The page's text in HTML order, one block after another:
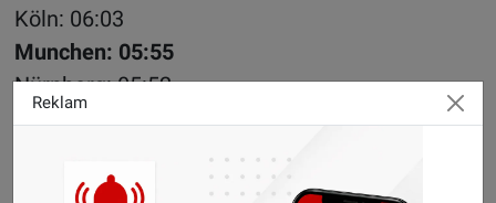
Köln: 06:03
Munchen: 05:55
Nürnberg: 05:52
Stuttgart: 06:02
Almanya’daki diğer illerdeki namaz vakitleri
Reklam